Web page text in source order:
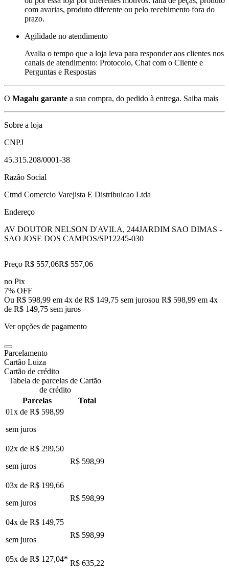
com avarias, produto diferente ou pelo recebimento fora do
prazo.
Agilidade no atendimento
Avalia o tempo que a loja leva para responder aos clientes nos
canais de atendimento: Protocolo, Chat com o Cliente e
Perguntas e Respostas
O Magalu garante a sua compra, do pedido à entrega. Saiba mais
Sobre a loja
CNPJ
45.315.208/0001-38
Razão Social
Ctmd Comercio Varejista E Distribuicao Ltda
Endereço
AV DOUTOR NELSON D'AVILA, 244JARDIM SAO DIMAS -
SAO JOSE DOS CAMPOS/SP12245-030
Preço R$ 557,06R$ 557,06
no Pix
7% OFF
Ou R$ 598,99 em 4x de R$ 149,75 sem jurosou R$ 598,99 em 4x
de R$ 149,75 sem juros
Ver opções de pagamento
Parcelamento
Cartão Luiza
Cartão de crédito
Tabela de parcelas de Cartão
de crédito
Parcelas
Total
01x de R$ 598,99
sem juros
02x de R$ 299,50
sem juros
R$ 598,99
03x de R$ 199,66
sem juros
R$ 598,99
04x de R$ 149,75
sem juros
R$ 598,99
05x de R$ 127,04* R$ 635,22